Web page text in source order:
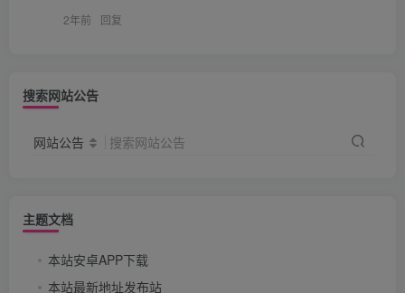
2年前 回复
搜索网站公告
网站公告 搜索网站公告
主题文档
本站安卓APP下载
本站最新地址发布站